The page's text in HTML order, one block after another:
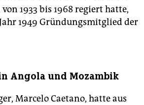
1933 bis 1968 regiert hatte,
1949 Gründungsmitglied der
Angola und Mozambik
Marcelo Caetano, hatte aus